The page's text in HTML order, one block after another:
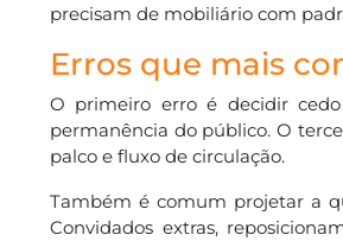
precisam de mobiliário com
Erros que mais
O primeiro erro é decidir
permanência do público. O
palco e fluxo de circulação.
Também é comum projetar a
Convidados extras,